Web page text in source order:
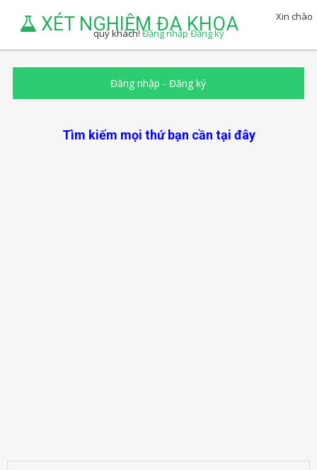
XÉT NGHIỆM ĐA KHOA
Xin chào
quý khách!Đăng nhậpĐăng ký
Đăng nhập -Đăng ký
Tìm kiếm mọi thứ bạn cần tại đây